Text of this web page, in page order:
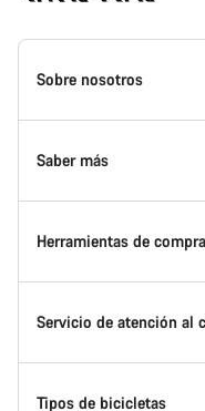
Canyon
Homepage
Sobre nosotros
Conoce Canyon
Innovación en Canyon
Canyon Factory Racing
Premios
Saber más
Eventos
Encuentra un punto de
Equipos, deportistas y
Herramientas de compra
Encuentra tu bicicleta
Bicicletas disponibles
Servicio de atención al
Centro de ayuda
Tipos de bicicletas